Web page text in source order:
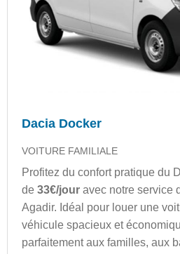
Dacia Docker
VOITURE FAMILIALE
Profitez du confort pratique du
de 33€/jour avec notre service
Agadir. Idéal pour louer une
véhicule spacieux et
parfaitement aux familles, aux